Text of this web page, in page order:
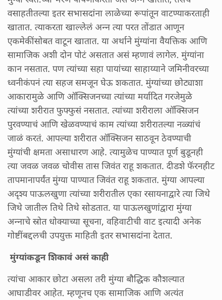
वसाहतीतल्या इतर सभासदांना लाळेच्या रूपांतून वाटण्याकरताही
खातात. त्याकरता खाल्लेलं अन्न त्या परत तोंडात आणून
एकमेकींसोबत वाटून खातात. या अर्थाने मुंग्यांना वैयक्तिक आणि
सामाजिक अशी दोन पोटं असतात असं म्हणावं लागेल. मुंग्यांना
कान नसतात. पण त्यांच्या सहा पायांच्या साहाय्याने जमिनीवरच्या
ध्वनीकंपनं त्या सहज समजून घेऊ शकतात. मुंग्यांच्या छोट्याशा
आकारामुळे आणि ऑक्सिजनच्या त्यांच्या मर्यादित गरजेमुळे
त्यांच्या शरीरात फुफ्फुसं नसतात. त्यांच्या शरीराला ऑक्सिजन
पुरवण्याचं आणि खेळवण्याचं काम त्यांच्या शरीरातल्या नळ्यांचं
जाळं करतं. आपल्या शरीरात ऑक्सिजन साठवून ठेवण्याची
मुंग्यांची क्षमता असाधारण आहे. त्यामुळेच पाण्यात पूर्ण बुडूनही
त्या जवळ जवळ चोवीस तास जिवंत राहू शकतात. दीडशे फॅरनहीट
तापमानापर्यंत मुंग्या पाण्यात जिवंत राहू शकतात. मुंग्या आपल्या
अदृश्य पाऊलखुणा त्यांच्या शरीरातील एका रसायनाद्वारे त्या जिथे
जिथे जातील तिथे तिथे सोडतात. या पाऊलखुणांद्वारा मुंग्या
अन्नाचे स्रोत धोक्याच्या सूचना, वहिवाटीची वाट इत्यादी अनेक
गोष्टींबद्दलची उपयुक्त माहिती इतर सभासदांना देतात.
मुंग्यांकडून शिकावं असं काही
त्यांचा आकार छोटा असला तरी मुंग्या बौद्धिक कौशल्यात
आघाडीवर आहेत. म्हणूनच एक सामाजिक आणि अत्यंत